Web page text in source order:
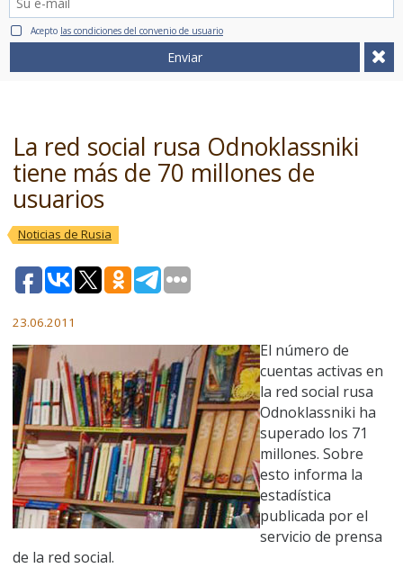
Acepto las condiciones del convenio de usuario
Enviar
La red social rusa Odnoklassniki
tiene más de 70 millones de
usuarios
Noticias de Rusia
23.06.2011
El número de
cuentas activas en
la red social rusa
Odnoklassniki ha
superado los 71
millones. Sobre
esto informa la
estadística
publicada por el
servicio de prensa
de la red social.